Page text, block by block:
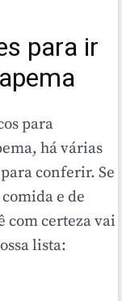
para ir
para
há várias
conferir. Se
e de
com certeza vai
lista: